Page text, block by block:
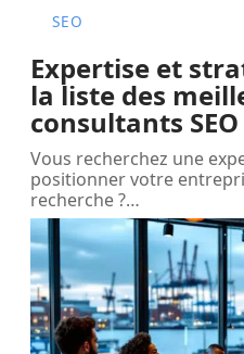
SEO
Expertise et
la liste des
consultants
Vous recherchez une
positionner votre
recherche ?…